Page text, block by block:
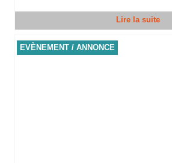
Lire la suite
EVÈNEMENT / ANNONCE